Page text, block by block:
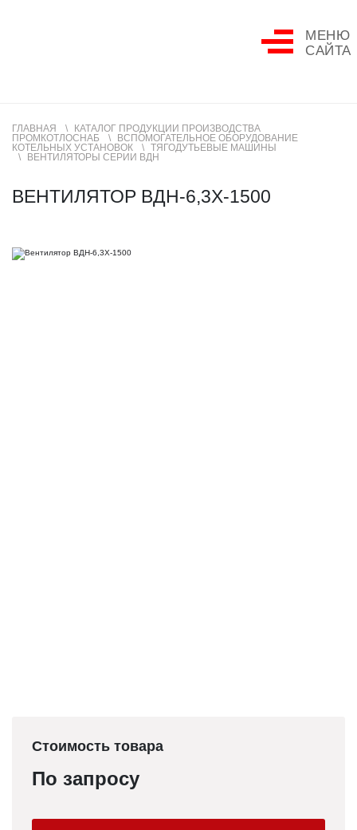
МЕНЮ
САЙТА
ГЛАВНАЯ
КАТАЛОГ ПРОДУКЦИИ ПРОИЗВОДСТВА
ПРОМКОТЛОСНАБ
ВСПОМОГАТЕЛЬНОЕ ОБОРУДОВАНИЕ
КОТЕЛЬНЫХ УСТАНОВОК
ТЯГОДУТЬЕВЫЕ МАШИНЫ
ВЕНТИЛЯТОРЫ СЕРИИ ВДН
ВЕНТИЛЯТОР ВДН-6,3Х-1500
Стоимость товара
По запросу